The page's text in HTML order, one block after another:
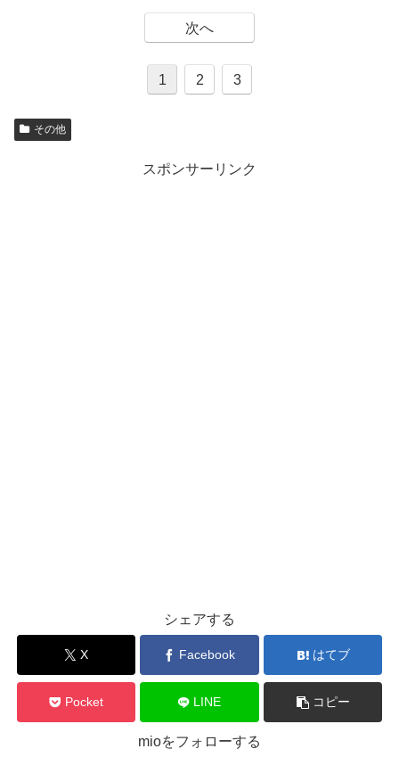
次へ
1 2 3
その他
スポンサーリンク
シェアする
X Facebook はてブ
Pocket LINE コピー
mioをフォローする